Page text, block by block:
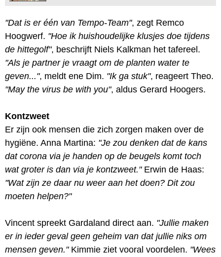
"Dat is er één van Tempo-Team", zegt Remco
Hoogwerf. "Hoe ik huishoudelijke klusjes doe tijdens
de hittegolf", beschrijft Niels Kalkman het tafereel.
"Als je partner je vraagt om de planten water te
geven...", meldt ene Dim. "Ik ga stuk", reageert Theo.
"May the virus be with you", aldus Gerard Hoogers.
Kontzweet
Er zijn ook mensen die zich zorgen maken over de
hygiëne. Anna Martina: "Je zou denken dat de kans
dat corona via je handen op de beugels komt toch
wat groter is dan via je kontzweet."Erwin de Haas:
"Wat zijn ze daar nu weer aan het doen? Dit zou
moeten helpen?"
Vincent spreekt Gardaland direct aan. "Jullie maken
er in ieder geval geen geheim van dat jullie niks om
mensen geven."Kimmie ziet vooral voordelen. "Wees